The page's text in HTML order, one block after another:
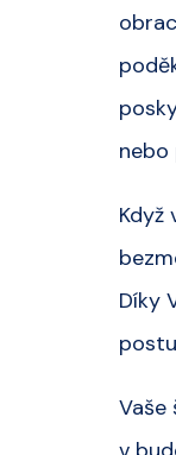
nebo
Když
Díky
Vaše